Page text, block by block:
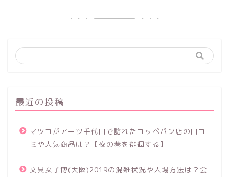
最近の投稿
マツコがアーツ千代田で訪れたコッペパン店の口コ
ミや人気商品は？【夜の巷を徘徊する】
文具女子博(大阪)2019の混雑状況や入場方法は？会